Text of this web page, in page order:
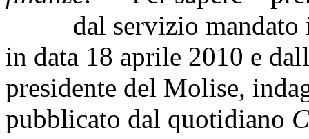
dal servizio mandato
in data 18 aprile 2010 e
presidente del Molise,
pubblicato dal quotidiano